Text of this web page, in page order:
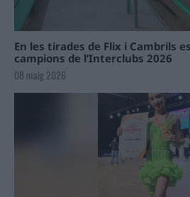
En les tirades de Flix i Cambrils
campions de l’Interclubs 2026
08 maig 2026